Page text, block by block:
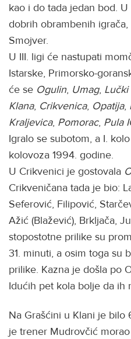
kao i do tada jedan bod. U
dobrih obrambenih
Smojver.
U III. ligi će nastupati
Istarske, Primorsko-
će se Ogulin, Umag,
Klana, Crikvenica, Opatija,
Kraljevica, Pomorac, Pula
Igralo se subotom, a I.
kolovoza 1994. godine.
U Crikvenici je gostovala
Crikveničana tada je bio:
Seferović, Filipović,
Ažić (Blažević), Brkljača,
stopostotne prilike su
31. minuti, a osim toga su
prilike. Kazna je došla po
Idućih pet kola bolje da ih
Na Grašćini u Klani je bilo
je trener Mudrovčić